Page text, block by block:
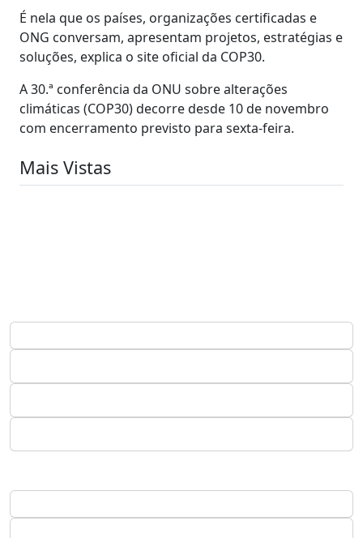
É nela que os países, organizações certificadas e
ONG conversam, apresentam projetos, estratégias e
soluções, explica o site oficial da COP30.
A 30.ª conferência da ONU sobre alterações
climáticas (COP30) decorre desde 10 de novembro
com encerramento previsto para sexta-feira.
Mais Vistas